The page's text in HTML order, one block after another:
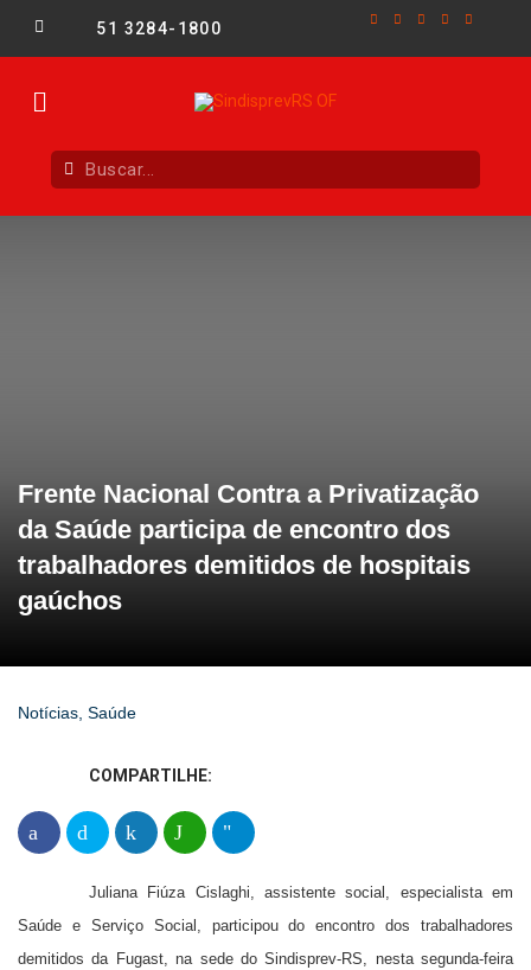
51 3284-1800
Frente Nacional Contra a Privatização
da Saúde participa de encontro dos
trabalhadores demitidos de hospitais
gaúchos
Notícias, Saúde
COMPARTILHE:
Juliana Fiúza Cislaghi, assistente social, especialista em
Saúde e Serviço Social, participou do encontro dos trabalhadores
demitidos da Fugast, na sede do Sindisprev-RS, nesta segunda-feira